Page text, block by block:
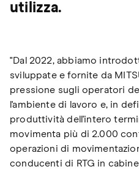
utilizza.
"Dal 2022, abbiamo
sviluppate e fornite da
pressione sugli operatori
l'ambiente di lavoro e, in
produttività dell'intero
movimenta più di 2.000
operazioni di
conducenti di RTG in